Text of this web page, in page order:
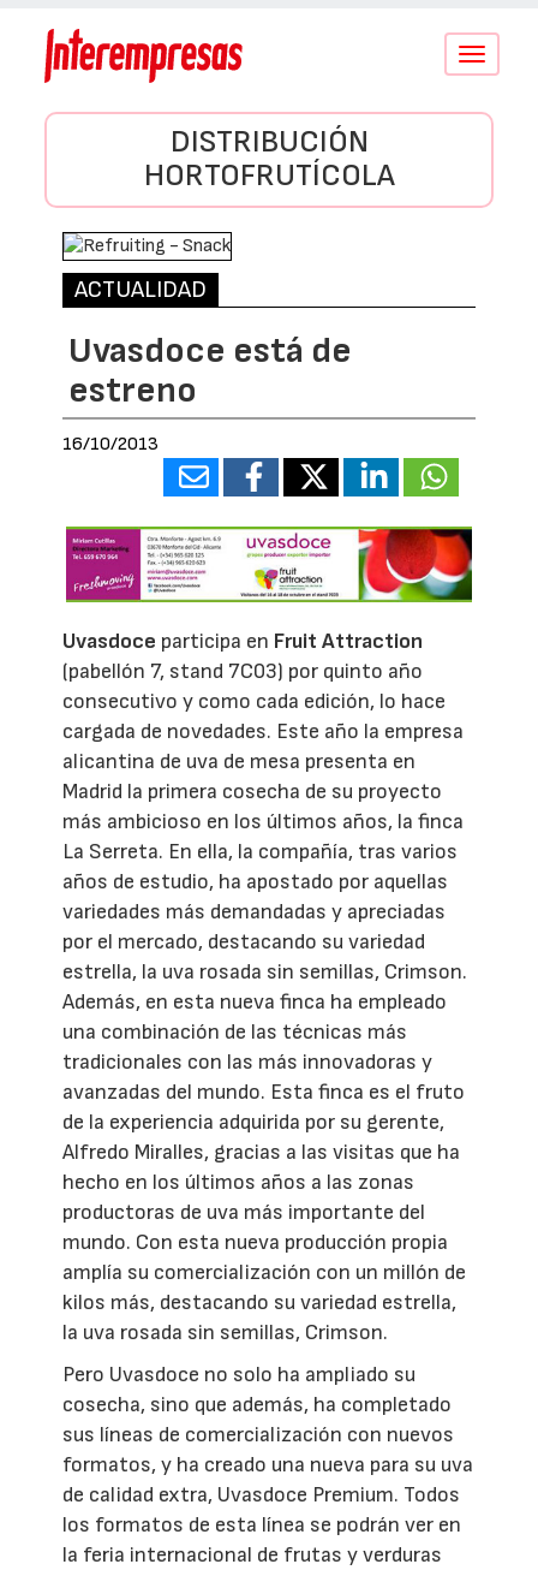
Conmutar
DISTRIBUCIÓN
HORTOFRUTÍCOLA
ACTUALIDAD
Uvasdoce está de
estreno
16/10/2013
Uvasdoce participa en Fruit Attraction
(pabellón 7, stand 7C03) por quinto año
consecutivo y como cada edición, lo hace
cargada de novedades. Este año la empresa
alicantina de uva de mesa presenta en
Madrid la primera cosecha de su proyecto
más ambicioso en los últimos años, la finca
La Serreta. En ella, la compañía, tras varios
años de estudio, ha apostado por aquellas
variedades más demandadas y apreciadas
por el mercado, destacando su variedad
estrella, la uva rosada sin semillas, Crimson.
Además, en esta nueva finca ha empleado
una combinación de las técnicas más
tradicionales con las más innovadoras y
avanzadas del mundo. Esta finca es el fruto
de la experiencia adquirida por su gerente,
Alfredo Miralles, gracias a las visitas que ha
hecho en los últimos años a las zonas
productoras de uva más importante del
mundo. Con esta nueva producción propia
amplía su comercialización con un millón de
kilos más, destacando su variedad estrella,
la uva rosada sin semillas, Crimson.
Pero Uvasdoce no solo ha ampliado su
cosecha, sino que además, ha completado
sus líneas de comercialización con nuevos
formatos, y ha creado una nueva para su uva
de calidad extra, Uvasdoce Premium. Todos
los formatos de esta línea se podrán ver en
la feria internacional de frutas y verduras